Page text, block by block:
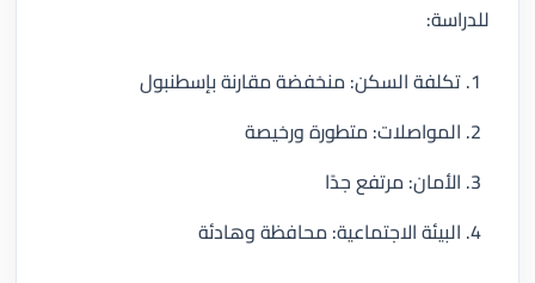
للدراسة:
تكلفة السكن: منخفضة مقارنة بإسطنبول
المواصلات: متطورة ورخيصة
الأمان: مرتفع جدًا
البيئة الاجتماعية: محافظة وهادئة